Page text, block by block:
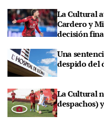
La Cultural
Cardero y
decisión
Una
despido del
La Cultural
despachos)